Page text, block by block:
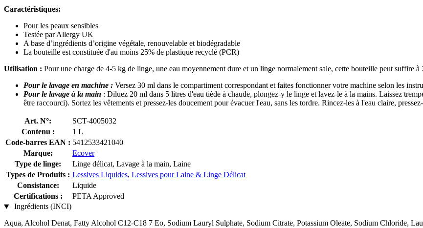
Caractéristiques:
Pour les peaux sensibles
Testée par Allergy UK
A base d’ingrédients d’origine végétale, renouvelable et biodégradable
La bouteille est constituée d'au moins 25% de plastique recyclé (PCR)
Utilisation : Pour une charge de 4-5 kg de linge, une eau moyennement dure et un linge normalement sale, cette bouteille peut suffire à
Pour le lavage en machine​ : Versez 30 ml dans le compartiment correspondant et faites fonctionner votre machine selon les
Pour le lavage à la main : Diluez 20 ml dans 5 litres d'eau tiède à chaude, plongez-y le linge et lavez-le à la mains. Laissez
être raccourci). Sortez les vêtements et pressez-les doucement pour évacuer l'eau, sans les tordre. Rincez-les à l'eau claire,
Art. N°:
SCT-4005032
Contenu :
1 L
Code-barres EAN : 5412533421040
Marque:
Ecover
Type de linge:
Linge délicat, Lavage à la main, Laine
Types de Produits : Lessives Liquides, Lessives pour Laine & Linge Délicat
Consistance:
Liquide
Certifications :
PETA Approved
Ingrédients (INCI)
Aqua, Alcohol Denat, Fatty Alcohol C12-C18 7 Eo, Sodium Lauryl Sulphate, Sodium Citrate, Potassium Oleate, Sodium Chloride,